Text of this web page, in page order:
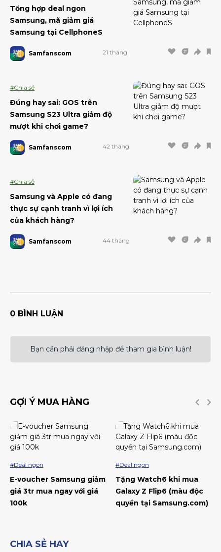
Tổng hợp deal ngon
Samsung, mã giảm giá
Samsung tại CellphoneS
Samfanscom 21 tháng
#Chia sẻ
Đúng hay sai: GOS trên
Samsung S23 Ultra giảm độ
mượt khi chơi game?
Samfanscom 42 tháng
#Chia sẻ
Samsung và Apple có đang
thực sự cạnh tranh vì lợi ích
của khách hàng?
Samfanscom 44 tháng
0 BÌNH LUẬN
Bạn cần phải đăng nhập để tham gia bình luận!
GỢI Ý MUA HÀNG
#Deal ngon
E-voucher Samsung giảm
giá 3tr mua ngay với giá
100k
#Deal ngon
Tặng Watch6 khi mua
Galaxy Z Flip6 (màu độc
quyền tại Samsung.com)
CHIA SẺ HAY